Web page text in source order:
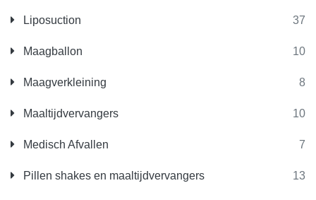
Liposuction 37
Maagballon 10
Maagverkleining 8
Maaltijdvervangers 10
Medisch Afvallen 7
Pillen shakes en maaltijdvervangers 13